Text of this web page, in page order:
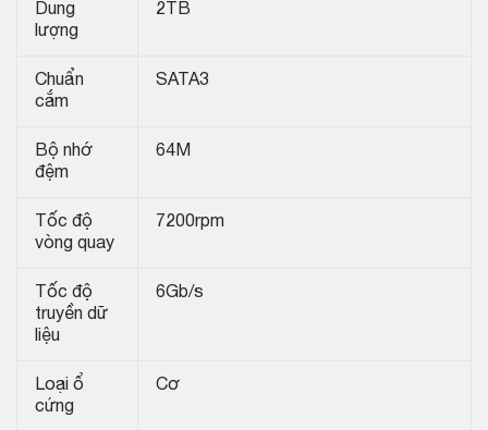
Dung
lượng
2TB
Chuẩn
cắm
SATA3
Bộ nhớ
đệm
64M
Tốc độ
vòng quay
7200rpm
Tốc độ
truyền dữ
liệu
6Gb/s
Loại ổ
cứng
Cơ